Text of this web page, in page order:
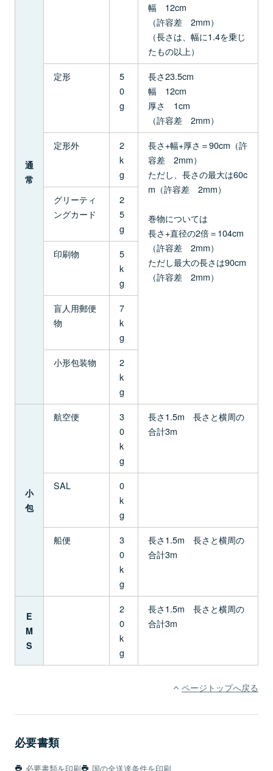
通
常
幅 12cm
（許容差 2mm）
（長さは、幅に1.4を乗じ
たもの以上）
定形
5
0
g
長さ23.5cm
幅 12cm
厚さ 1cm
（許容差 2mm）
定形外
2
k
g
長さ+幅+厚さ＝90cm（許
容差 2mm）
ただし、長さの最大は60c
m（許容差 2mm）
巻物については
長さ+直径の2倍＝104cm
（許容差 2mm）
ただし最大の長さは90cm
（許容差 2mm）
グリーティ
ングカード
2
5
g
印刷物
5
k
g
盲人用郵便
物
7
k
g
小形包装物
2
k
g
小
包
航空便
3
0
k
g
長さ1.5m 長さと横周の
合計3m
SAL
0
k
g
船便
3
0
k
g
長さ1.5m 長さと横周の
合計3m
E
M
S
2
0
k
g
長さ1.5m 長さと横周の
合計3m
ページトップへ戻る
必要書類
必要書類を印刷 国の全送達条件を印刷